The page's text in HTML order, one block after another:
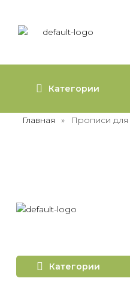
Категории
Главная » Прописи
Категории